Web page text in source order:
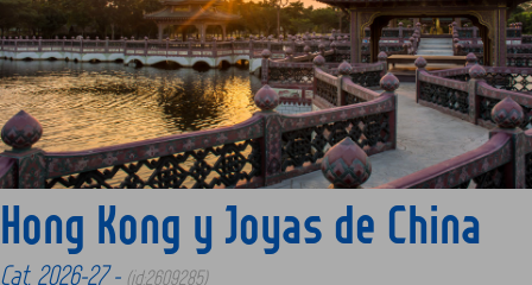
ORIENTE
PROMOCIONES
COMPRAR
Hong Kong y Joyas de China
Cat. 2026-27 - (id:2609285)